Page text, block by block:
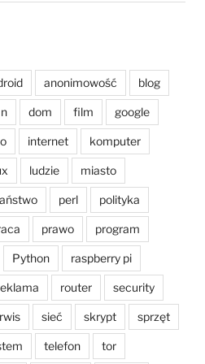
anonimowość blog
dom film google
internet komputer
ludzie miasto
perl polityka
prawo program
Python raspberry pi
router security
sieć skrypt sprzęt
telefon tor